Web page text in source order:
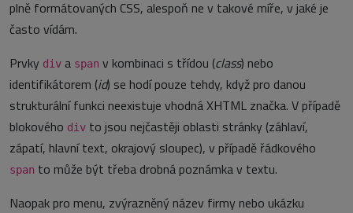
plně formátovaných CSS, alespoň ne v takové míře, v jaké je
často vídám.
Prvky div a span v kombinaci s třídou (class) nebo
identifikátorem (id) se hodí pouze tehdy, když pro danou
strukturální funkci neexistuje vhodná XHTML značka. V případě
blokového div to jsou nejčastěji oblasti stránky (záhlaví,
zápatí, hlavní text, okrajový sloupec), v případě řádkového
span to může být třeba drobná poznámka v textu.
Naopak pro menu, zvýrazněný název firmy nebo ukázku